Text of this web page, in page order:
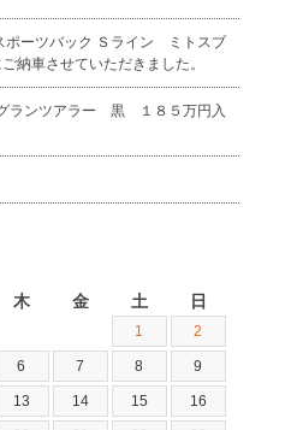
ポーツバック Ｓライン ミトスブ
納車させていただきました。
ランツアラー 黒 １８５万円入
木 金 土 日
1 2
6 7 8 9
13 14 15 16